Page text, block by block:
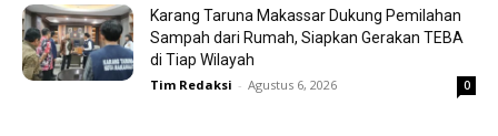
Karang Taruna Makassar Dukung Pemilahan
Sampah dari Rumah, Siapkan Gerakan TEBA
di Tiap Wilayah
Tim Redaksi - Agustus 6, 2026 0